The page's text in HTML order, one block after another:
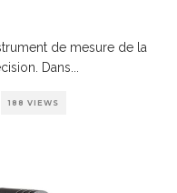
de mesure de la
Dans
188 VIEWS